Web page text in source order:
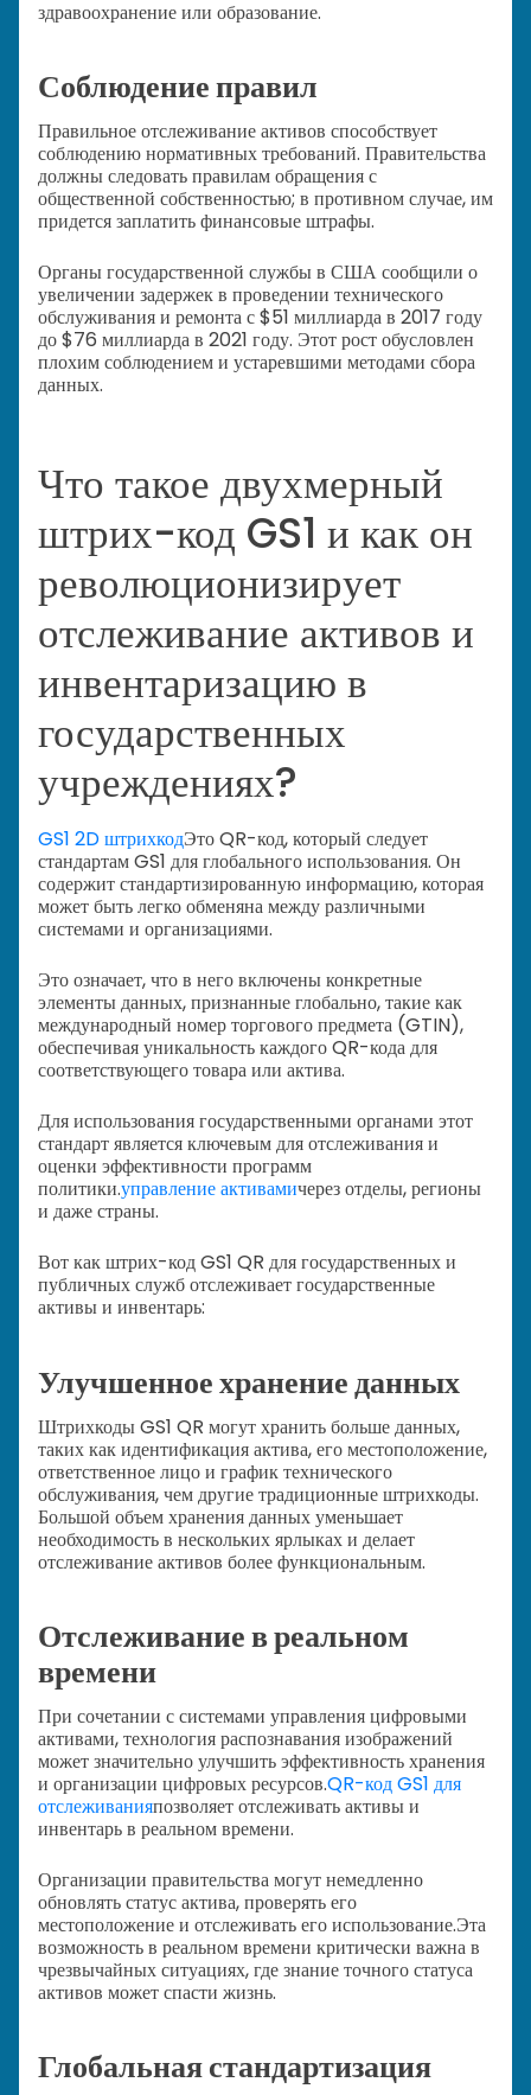
здравоохранение или образование.
Соблюдение правил
Правильное отслеживание активов способствует
соблюдению нормативных требований. Правительства
должны следовать правилам обращения с
общественной собственностью; в противном случае, им
придется заплатить финансовые штрафы.
Органы государственной службы в США сообщили о
увеличении задержек в проведении технического
обслуживания и ремонта с $51 миллиарда в 2017 году
до $76 миллиарда в 2021 году. Этот рост обусловлен
плохим соблюдением и устаревшими методами сбора
данных.
Что такое двухмерный
штрих-код GS1 и как он
революционизирует
отслеживание активов и
инвентаризацию в
государственных
учреждениях?
GS1 2D штрихкодЭто QR-код, который следует
стандартам GS1 для глобального использования. Он
содержит стандартизированную информацию, которая
может быть легко обменяна между различными
системами и организациями.
Это означает, что в него включены конкретные
элементы данных, признанные глобально, такие как
международный номер торгового предмета (GTIN),
обеспечивая уникальность каждого QR-кода для
соответствующего товара или актива.
Для использования государственными органами этот
стандарт является ключевым для отслеживания и
оценки эффективности программ
политики.управление активамичерез отделы, регионы
и даже страны.
Вот как штрих-код GS1 QR для государственных и
публичных служб отслеживает государственные
активы и инвентарь:
Улучшенное хранение данных
Штрихкоды GS1 QR могут хранить больше данных,
таких как идентификация актива, его местоположение,
ответственное лицо и график технического
обслуживания, чем другие традиционные штрихкоды.
Большой объем хранения данных уменьшает
необходимость в нескольких ярлыках и делает
отслеживание активов более функциональным.
Отслеживание в реальном
времени
При сочетании с системами управления цифровыми
активами, технология распознавания изображений
может значительно улучшить эффективность хранения
и организации цифровых ресурсов.QR-код GS1 для
отслеживанияпозволяет отслеживать активы и
инвентарь в реальном времени.
Организации правительства могут немедленно
обновлять статус актива, проверять его
местоположение и отслеживать его использование.Эта
возможность в реальном времени критически важна в
чрезвычайных ситуациях, где знание точного статуса
активов может спасти жизнь.
Глобальная стандартизация